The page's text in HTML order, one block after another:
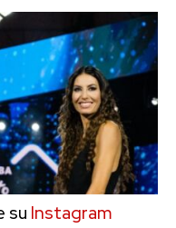
su Instagram